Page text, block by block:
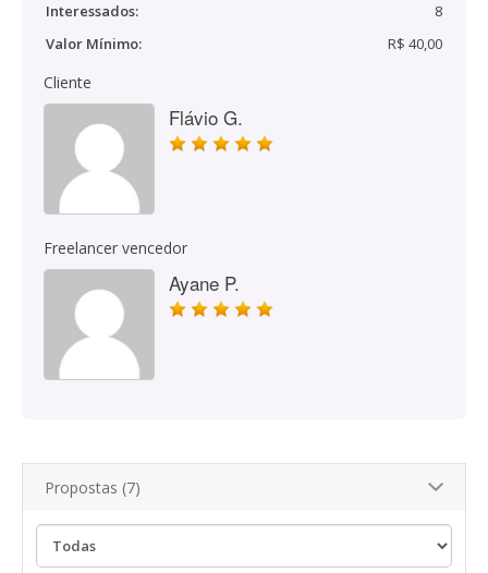
Interessados:
8
Valor Mínimo:
R$ 40,00
Cliente
Flávio G.
Freelancer vencedor
Ayane P.
Propostas (7)